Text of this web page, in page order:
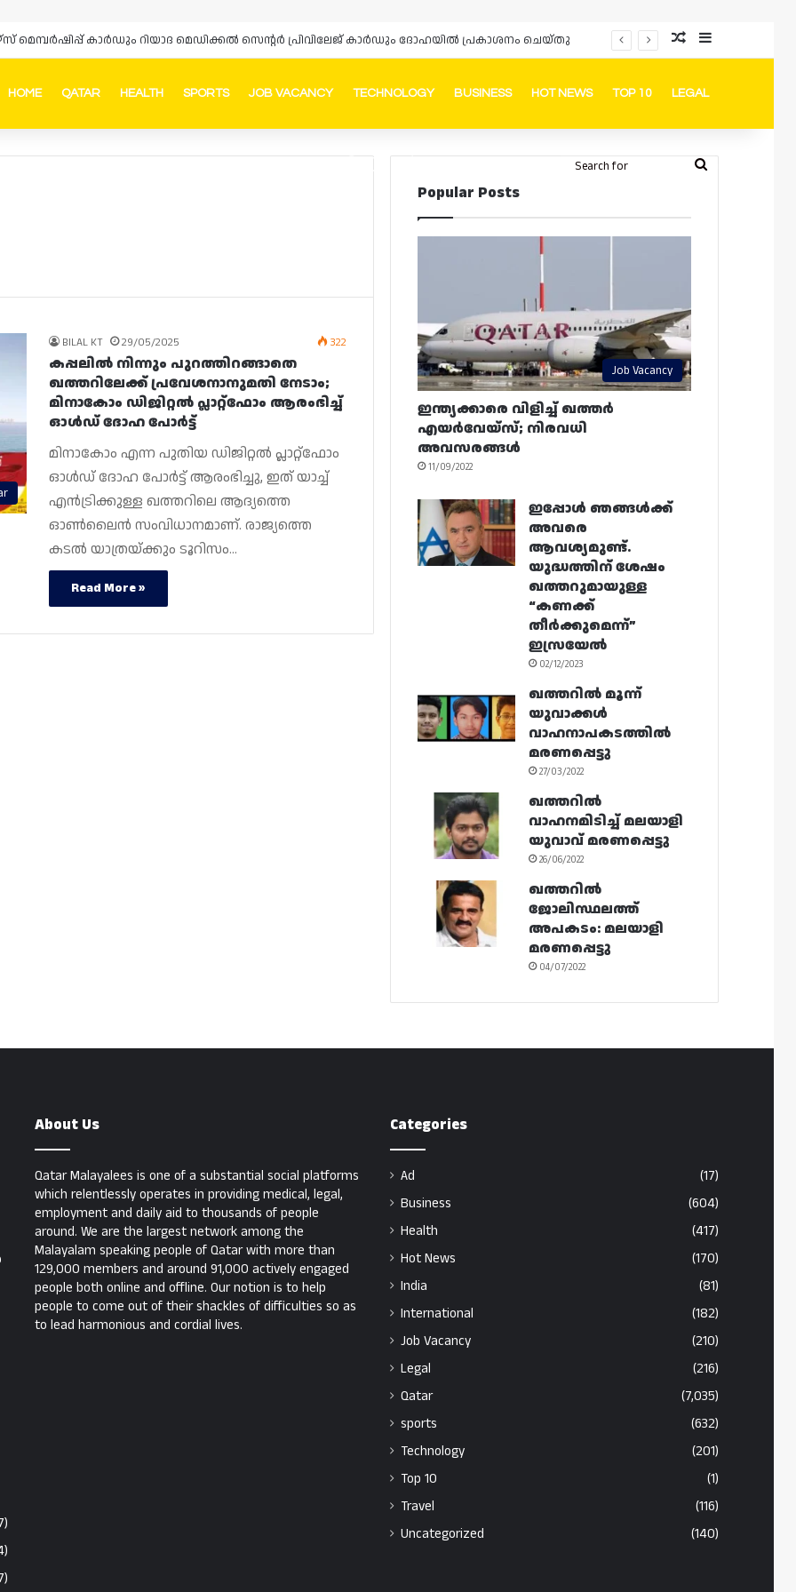
മെമ്പർഷിപ്പ് കാർഡും റിയാദ മെഡിക്കൽ സെന്റർ പ്രിവിലേജ് കാർഡും ദോഹയിൽ പ്രകാശനം ചെയ്തു Random Article
Sidebar
HOME QATAR HEALTH SPORTS JOB VACANCY TECHNOLOGY BUSINESS HOT NEWS TOP 10 LEGAL
FacebookInstagram
Telegram
Whatsapp Random Article
Switch skin
Search
BILAL KT 29/05/2025 322
കപ്പലിൽ നിന്നും പുറത്തിറങ്ങാതെ
ഖത്തറിലേക്ക് പ്രവേശനാനുമതി നേടാം;
മിനാകോം ഡിജിറ്റൽ പ്ലാറ്റ്‌ഫോം ആരംഭിച്ച്
ഓൾഡ് ദോഹ പോർട്ട്
മിനാകോം എന്ന പുതിയ ഡിജിറ്റൽ പ്ലാറ്റ്‌ഫോം
ഓൾഡ് ദോഹ പോർട്ട് ആരംഭിച്ചു, ഇത് യാച്ച്
എൻട്രിക്കുള്ള ഖത്തറിലെ ആദ്യത്തെ
ഓൺലൈൻ സംവിധാനമാണ്. രാജ്യത്തെ
കടൽ യാത്രയ്ക്കും ടൂറിസം…
Read More »
Popular Posts
Job Vacancy
ഇന്ത്യക്കാരെ വിളിച്ച് ഖത്തർ
എയർവേയ്‌സ്; നിരവധി
അവസരങ്ങൾ
11/09/2022
ഇപ്പോൾ ഞങ്ങൾക്ക്
അവരെ
ആവശ്യമുണ്ട്.
യുദ്ധത്തിന് ശേഷം
ഖത്തറുമായുള്ള
“കണക്ക്
തീർക്കുമെന്ന്”
ഇസ്രയേൽ
02/12/2023
ഖത്തറിൽ മൂന്ന്
യുവാക്കൾ
വാഹനാപകടത്തിൽ
മരണപ്പെട്ടു
27/03/2022
ഖത്തറിൽ
വാഹനമിടിച്ച് മലയാളി
യുവാവ് മരണപ്പെട്ടു
26/06/2022
ഖത്തറിൽ
ജോലിസ്ഥലത്ത്
അപകടം: മലയാളി
മരണപ്പെട്ടു
04/07/2022
About Us
Qatar Malayalees is one of a substantial social platforms
which relentlessly operates in providing medical, legal,
employment and daily aid to thousands of people
around. We are the largest network among the
Malayalam speaking people of Qatar with more than
129,000 members and around 91,000 actively engaged
people both online and offline. Our notion is to help
people to come out of their shackles of difficulties so as
to lead harmonious and cordial lives.
Categories
Ad
(17)
Business
(604)
Health
(417)
Hot News
(170)
India
(81)
International
(182)
Job Vacancy
(210)
Legal
(216)
Qatar
(7,035)
sports
(632)
Technology
(201)
Top 10
(1)
Travel
(116)
Uncategorized
(140)